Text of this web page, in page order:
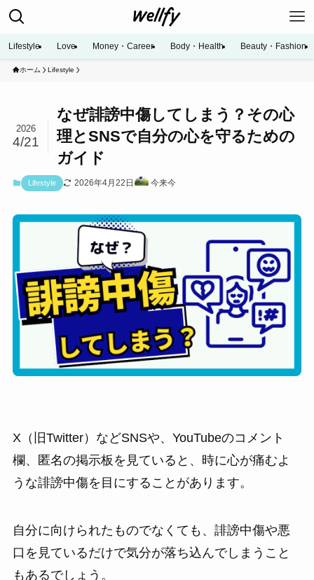
Lifestyle Love Money・Career Body・Health Beauty・Fashion
ホーム Lifestyle
なぜ誹謗中傷してしまう？その心
理とSNSで自分の心を守るための
ガイド
2026
4/21
Lifestyle 2026年4月22日 今来今
X（旧Twitter）などSNSや、YouTubeのコメント
欄、匿名の掲示板を見ていると、時に心が痛むよ
うな誹謗中傷を目にすることがあります。
自分に向けられたものでなくても、誹謗中傷や悪
口を見ているだけで気分が落ち込んでしまうこと
もあるでしょう。